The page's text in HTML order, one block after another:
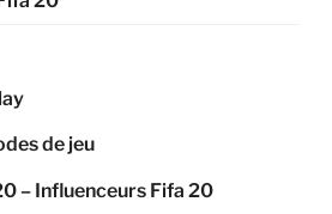
de jeu
– Influenceurs Fifa 20